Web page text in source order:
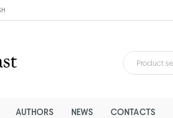
AUTHORS NEWS CONTACTS